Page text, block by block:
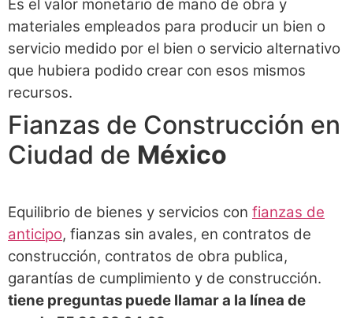
Es el valor monetario de mano de obra y
materiales empleados para producir un bien o
servicio medido por el bien o servicio alternativo
que hubiera podido crear con esos mismos
recursos.
Fianzas de Construcción en
Ciudad de México
Equilibrio de bienes y servicios con fianzas de
anticipo, fianzas sin avales, en contratos de
construcción, contratos de obra publica,
garantías de cumplimiento y de construcción.
tiene preguntas puede llamar a la línea de